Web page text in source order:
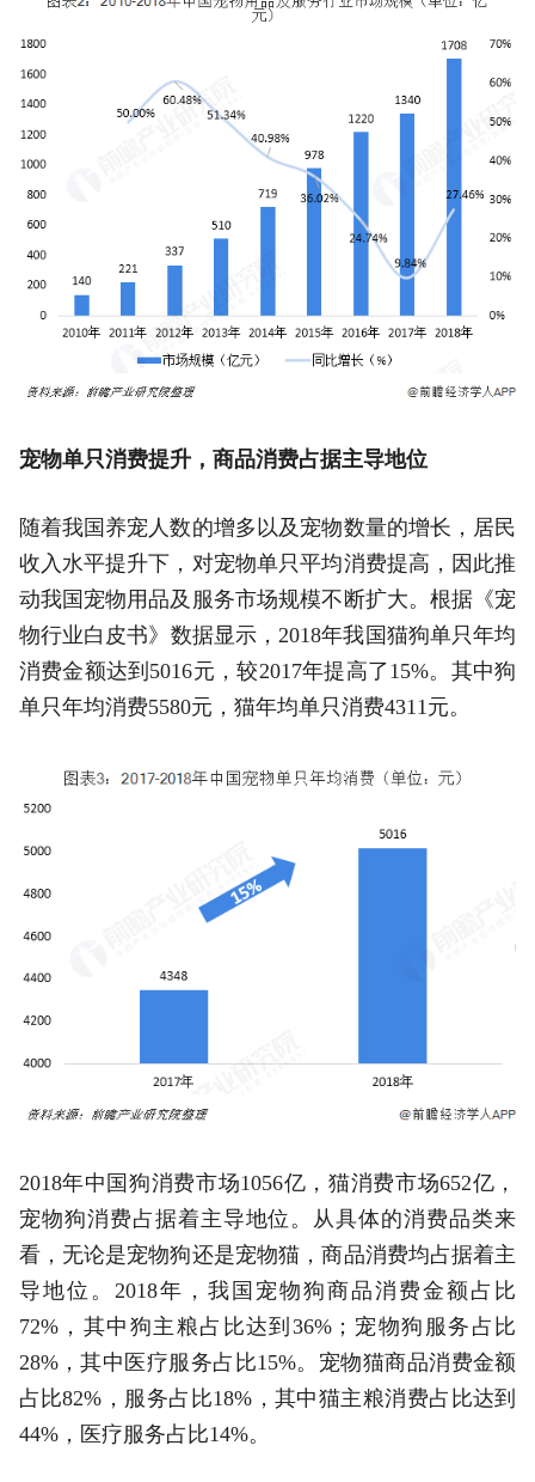
宠物单只消费提升，商品消费占据主导地位
随着我国养宠人数的增多以及宠物数量的增长，居民
收入水平提升下，对宠物单只平均消费提高，因此推
动我国宠物用品及服务市场规模不断扩大。根据《宠
物行业白皮书》数据显示，2018年我国猫狗单只年均
消费金额达到5016元，较2017年提高了15%。其中狗
单只年均消费5580元，猫年均单只消费4311元。
2018年中国狗消费市场1056亿，猫消费市场652亿，
宠物狗消费占据着主导地位。从具体的消费品类来
看，无论是宠物狗还是宠物猫，商品消费均占据着主
导地位。2018年，我国宠物狗商品消费金额占比
72%，其中狗主粮占比达到36%；宠物狗服务占比
28%，其中医疗服务占比15%。宠物猫商品消费金额
占比82%，服务占比18%，其中猫主粮消费占比达到
44%，医疗服务占比14%。